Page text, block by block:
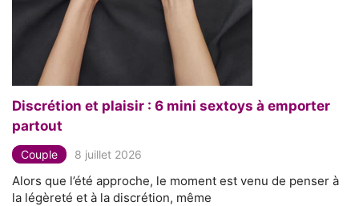
Discrétion et plaisir : 6 mini sextoys à emporter
partout
Couple 8 juillet 2026
Alors que l’été approche, le moment est venu de penser à
la légèreté et à la discrétion, même